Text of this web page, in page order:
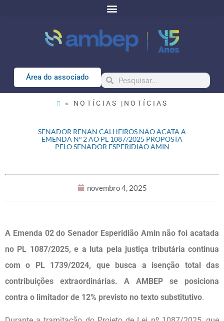
Área do associado
« NOTÍCIAS | NOTÍCIAS
SENADOR RENAN CALHEIROS NÃO ACATA A
EMENDA Nº 2 AO PL 1087/2025 PROPOSTA
PELO SENADOR ESPERIDIÃO AMIN
novembro 4, 2025
A Emenda 02 do Senador Esperidião Amin não foi acatada
no PL 1087/2025, e a luta pela justiça tributária continua
com o PL 1739/2024, que busca a isenção total das
contribuições extraordinárias. A AMBEP se posiciona
contra o limitador de 12% previsto no texto substitutivo.